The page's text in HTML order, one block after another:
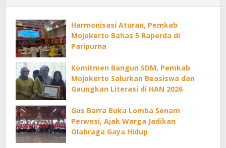
Harmonisasi Aturan, Pemkab
Mojokerto Bahas 5 Raperda di
Paripurna
Komitmen Bangun SDM, Pemkab
Mojokerto Salurkan Beasiswa dan
Gaungkan Literasi di HAN 2026
Gus Barra Buka Lomba Senam
Perwosi, Ajak Warga Jadikan
Olahraga Gaya Hidup